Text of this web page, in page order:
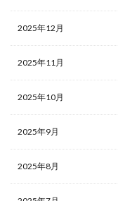
2025年12月
2025年11月
2025年10月
2025年9月
2025年8月